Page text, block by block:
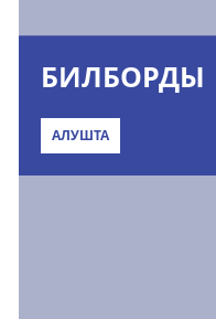
БИЛБОРДЫ
АЛУШТА